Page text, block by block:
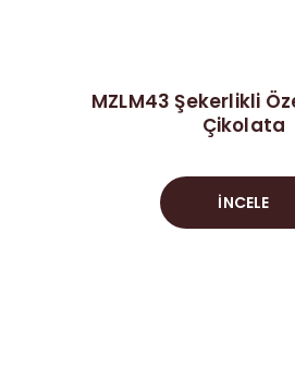
MZLM43 Şekerlikli
Çikolata
İNCELE